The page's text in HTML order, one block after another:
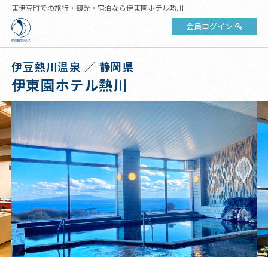
東伊豆町での旅行・観光・宿泊なら伊東園ホテル熱川
会員ログイン
伊豆熱川温泉 ／ 静岡県
伊東園ホテル熱川